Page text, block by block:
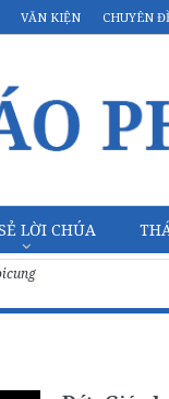
VĂN KIỆN CHUYÊN
LỜI CHÚA